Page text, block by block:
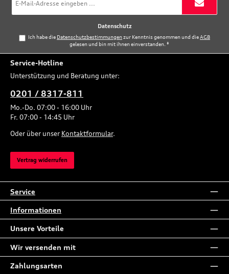
Mail-
Adresse
Datenschutz
Ich habe die Datenschutzbestimmungenzur Kenntnis genommen und dieAGB
gelesen und bin mit ihnen einverstanden.*
Service-Hotline
Unterstützung und Beratung unter:
0201 / 8317-811
Mo.-Do. 07:00 - 16:00 Uhr
Fr. 07:00 - 14:45 Uhr
Oder über unser Kontaktformular.
Vertrag widerrufen
Service
Informationen
Unsere Vorteile
Wir versenden mit
Zahlungsarten